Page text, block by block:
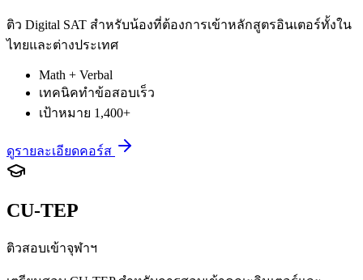
ติว Digital SAT สำหรับน้องที่ต้องการเข้าหลักสูตรอินเตอร์ทั้งใน
ไทยและต่างประเทศ
Math + Verbal
เทคนิคทำข้อสอบเร็ว
เป้าหมาย 1,400+
ดูรายละเอียดคอร์ส
CU-TEP
ติวสอบเข้าจุฬาฯ